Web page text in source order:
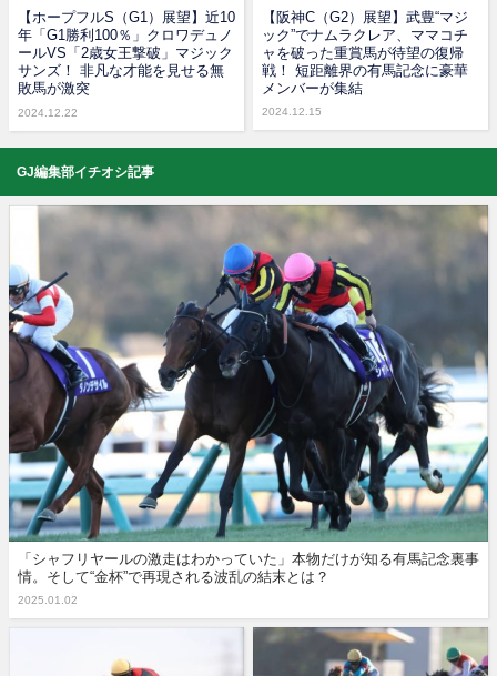
【ホープフルS（G1）展望】近10
年「G1勝利100％」クロワデュノ
ールVS「2歳女王撃破」マジック
サンズ！ 非凡な才能を見せる無
敗馬が激突
2024.12.22
【阪神C（G2）展望】武豊“マジ
ック”でナムラクレア、ママコチ
ャを破った重賞馬が待望の復帰
戦！ 短距離界の有馬記念に豪華
メンバーが集結
2024.12.15
GJ編集部イチオシ記事
「シャフリヤールの激走はわかっていた」本物だけが知る有馬記念裏事
情。そして“金杯”で再現される波乱の結末とは？
2025.01.02